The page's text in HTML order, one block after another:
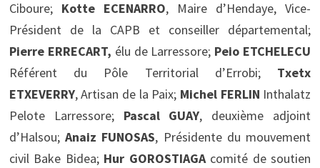
Ciboure; Kotte ECENARRO, Maire d’Hendaye, Vice-
Président de la CAPB et conseiller départemental;
Pierre ERRECART, élu de Larressore; Peio ETCHELECU
Référent du Pôle Territorial d’Errobi; Txetx
ETXEVERRY, Artisan de la Paix; Michel FERLIN Inthalatz
Pelote Larressore; Pascal GUAY, deuxième adjoint
d’Halsou;Anaiz FUNOSAS, Présidente du mouvement
civil Bake Bidea; Hur GOROSTIAGAcomité de soutien